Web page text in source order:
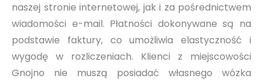
naszej stronie internetowej, jak i za pośrednictwem
wiadomości e-mail. Płatności dokonywane są na
podstawie faktury, co umożliwia elastyczność i
wygodę w rozliczeniach. Klienci z miejscowości
Gnojno nie muszą posiadać własnego wózka